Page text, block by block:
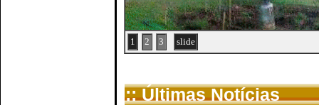
1 2 3 slide
:: Últimas Notícias